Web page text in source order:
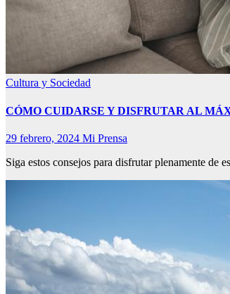
Cultura y Sociedad
CÓMO CUIDARSE Y DISFRUTAR AL
29 febrero, 2024 Mi Prensa
Siga estos consejos para disfrutar plenamente de